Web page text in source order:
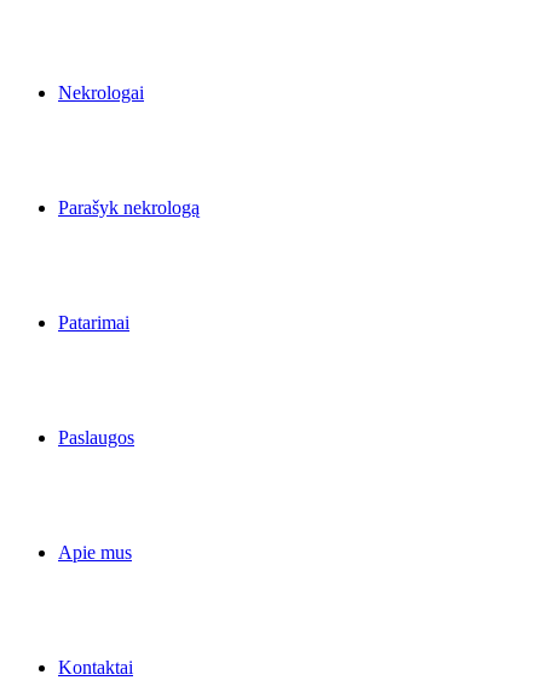
Nekrologai
Parašyk nekrologą
Patarimai
Paslaugos
Apie mus
Kontaktai